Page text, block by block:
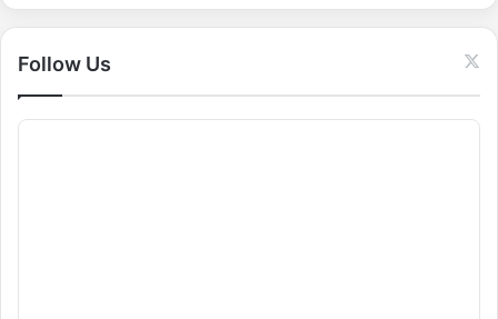
r
:
Follow Us